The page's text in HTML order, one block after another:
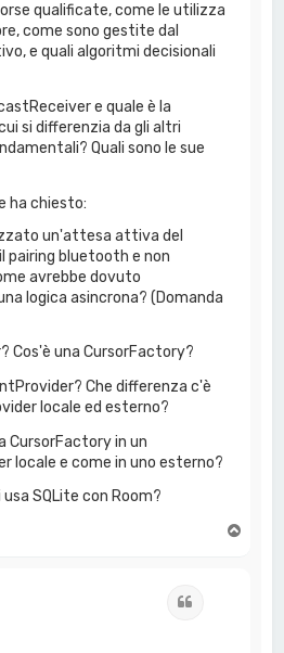
qualificate, come le utilizza
come sono gestite dal
e quali algoritmi decisionali
e quale è la
si differenzia da gli altri
Quali sono le sue
ha chiesto:
un'attesa attiva del
pairing bluetooth e non
avrebbe dovuto
logica asincrona? (Domanda
Cos'è una CursorFactory?
Che differenza c'è
locale ed esterno?
CursorFactory in un
locale e come in uno esterno?
SQLite con Room?